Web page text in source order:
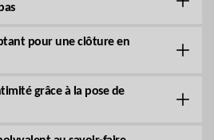
pour une clôture en
grâce à la pose de